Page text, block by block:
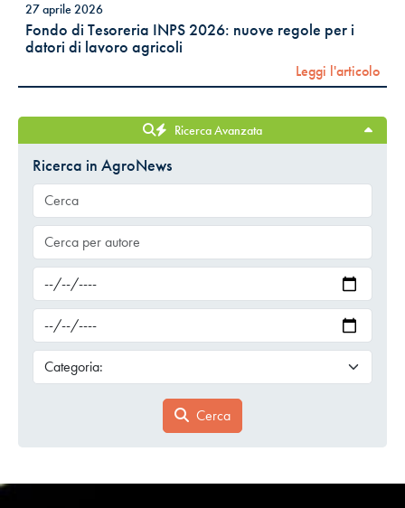
27 aprile 2026
Fondo di Tesoreria INPS 2026: nuove regole per i
datori di lavoro agricoli
Leggi l'articolo
Ricerca Avanzata
Ricerca in AgroNews
Cerca